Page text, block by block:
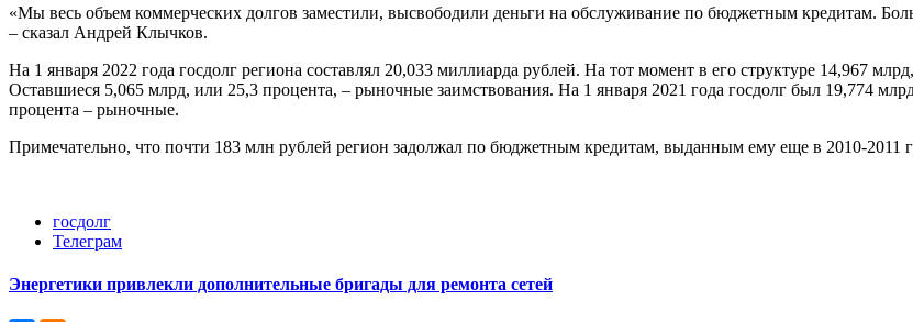
«Мы весь объем коммерческих долгов заместили, высвободили деньги на обслуживание по бюджетным кредитам.
– сказал Андрей Клычков.
На 1 января 2022 года госдолг региона составлял 20,033 миллиарда рублей. На тот момент в его структуре 14,967
Оставшиеся 5,065 млрд, или 25,3 процента, – рыночные заимствования. На 1 января 2021 года госдолг был 19,774
процента – рыночные.
Примечательно, что почти 183 млн рублей регион задолжал по бюджетным кредитам, выданным ему еще в 2010-2011
госдолг
Телеграм
Энергетики привлекли дополнительные бригады для ремонта сетей